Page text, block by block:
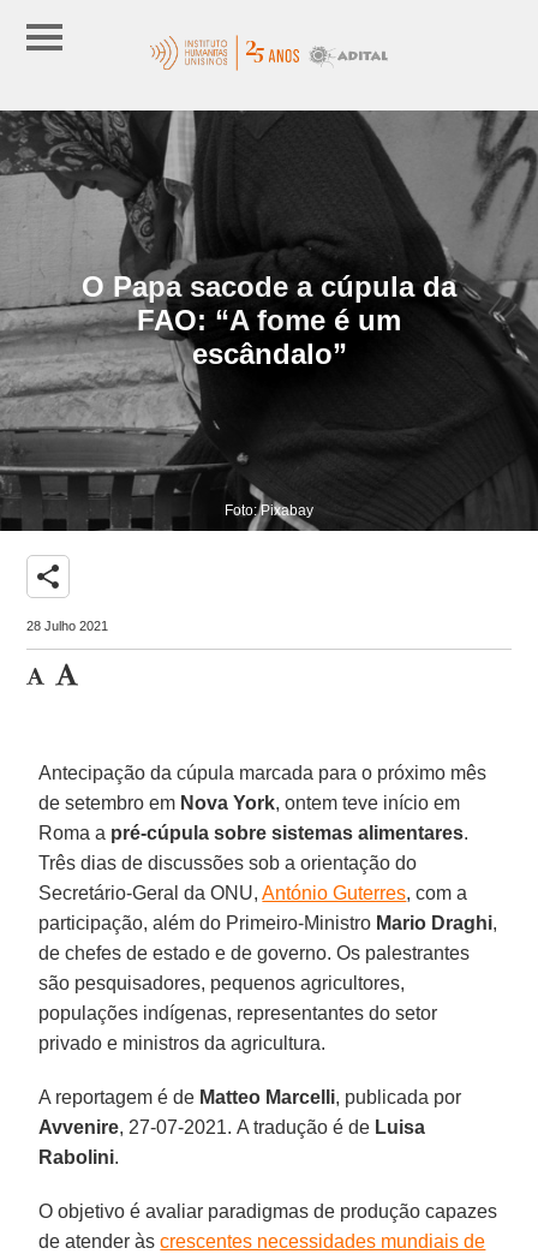
O Papa sacode a cúpula da
FAO: “A fome é um
escândalo”
Foto: Pixabay
share
28 Julho 2021
Antecipação da cúpula marcada para o próximo mês
de setembro em Nova York, ontem teve início em
Roma a pré-cúpula sobre sistemas alimentares.
Três dias de discussões sob a orientação do
Secretário-Geral da ONU,António Guterres, com a
participação, além do Primeiro-Ministro Mario Draghi,
de chefes de estado e de governo. Os palestrantes
são pesquisadores, pequenos agricultores,
populações indígenas, representantes do setor
privado e ministros da agricultura.
A reportagem é de Matteo Marcelli, publicada por
Avvenire, 27-07-2021. A tradução é de Luisa
Rabolini.
O objetivo é avaliar paradigmas de produção capazes
de atender àscrescentes necessidades mundiais de